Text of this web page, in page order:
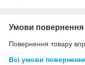
Умови повернення
Повернення товару
Всі умови